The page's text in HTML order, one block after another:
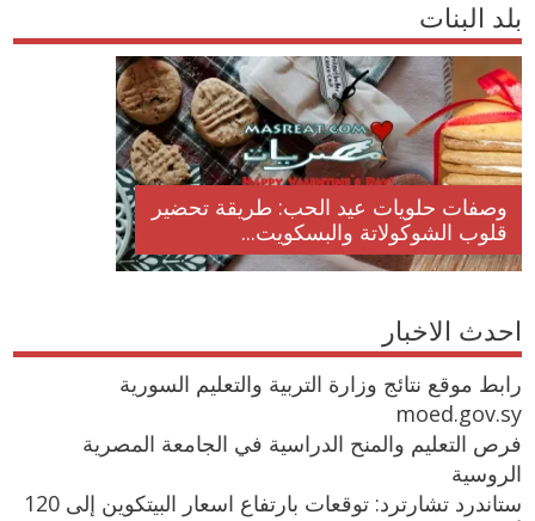
بلد البنات
وصفات حلويات عيد الحب: طريقة تحضير
قلوب الشوكولاتة والبسكويت...
احدث الاخبار
رابط موقع نتائج وزارة التربية والتعليم السورية
moed.gov.sy
فرص التعليم والمنح الدراسية في الجامعة المصرية
الروسية
ستاندرد تشارترد: توقعات بارتفاع اسعار البيتكوين إلى 120